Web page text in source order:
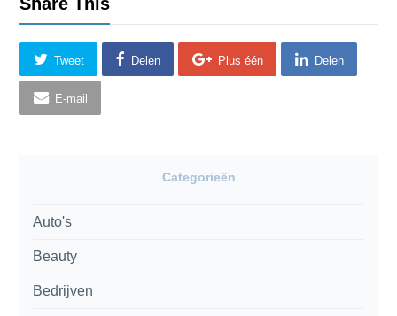
Tweet Delen Plus één Delen
E-mail
Categorieën
Auto's
Beauty
Bedrijven